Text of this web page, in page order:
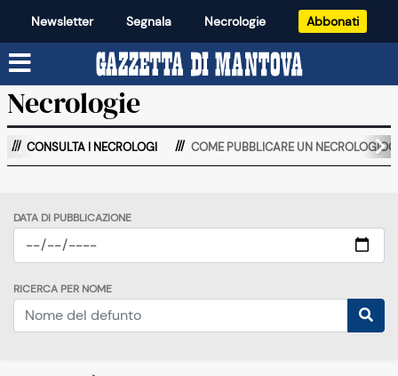
Newsletter Segnala Necrologie Abbonati
Necrologie
CONSULTA I NECROLOGI COME PUBBLICARE UN NECROLOGIOO
DATA DI PUBBLICAZIONE
RICERCA PER NOME